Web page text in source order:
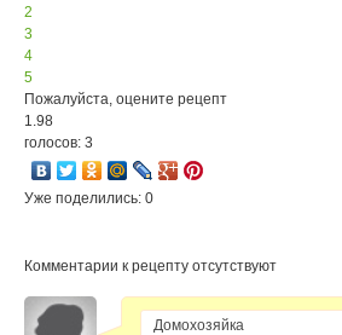
2
3
4
5
Пожалуйста, оцените рецепт
1.98
голосов: 3
Уже поделились: 0
Комментарии к рецепту отсутствуют